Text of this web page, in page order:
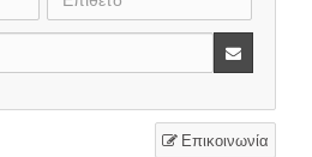
Επικοινωνία